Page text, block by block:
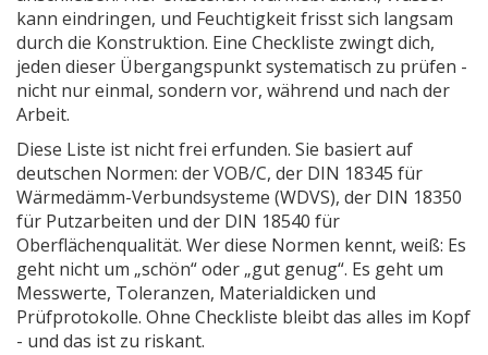
kann eindringen, und Feuchtigkeit frisst sich langsam
durch die Konstruktion. Eine Checkliste zwingt dich,
jeden dieser Übergangspunkt systematisch zu prüfen -
nicht nur einmal, sondern vor, während und nach der
Arbeit.
Diese Liste ist nicht frei erfunden. Sie basiert auf
deutschen Normen: der VOB/C, der DIN 18345 für
Wärmedämm-Verbundsysteme (WDVS), der DIN 18350
für Putzarbeiten und der DIN 18540 für
Oberflächenqualität. Wer diese Normen kennt, weiß: Es
geht nicht um „schön“ oder „gut genug“. Es geht um
Messwerte, Toleranzen, Materialdicken und
Prüfprotokolle. Ohne Checkliste bleibt das alles im Kopf
- und das ist zu riskant.